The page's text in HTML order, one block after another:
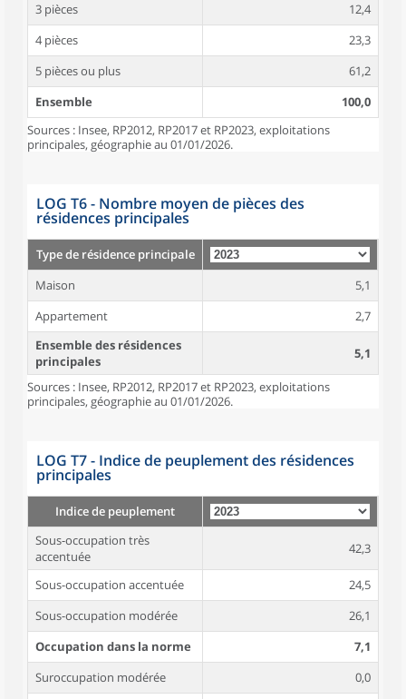
3 pièces
12,4
4 pièces
23,3
5 pièces ou plus
61,2
Ensemble
100,0
Sources : Insee, RP2012, RP2017 et RP2023, exploitations
principales, géographie au 01/01/2026.
LOG T6 - Nombre moyen de pièces des
résidences principales
Type de résidence principale
Maison
5,1
Appartement
2,7
Ensemble des résidences
principales
5,1
Sources : Insee, RP2012, RP2017 et RP2023, exploitations
principales, géographie au 01/01/2026.
LOG T7 - Indice de peuplement des résidences
principales
Indice de peuplement
Sous-occupation très
accentuée
42,3
Sous-occupation accentuée
24,5
Sous-occupation modérée
26,1
Occupation dans la norme
7,1
Suroccupation modérée
0,0